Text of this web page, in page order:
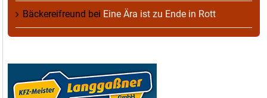
Bäckereifreund bei Eine Ära ist zu Ende in Rott